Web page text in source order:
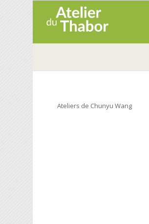
Ateliers de Chunyu Wang